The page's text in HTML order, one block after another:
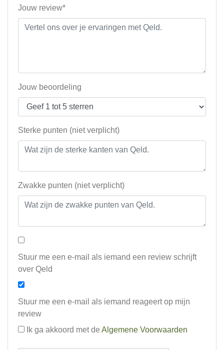
Jouw review*
Jouw beoordeling
Sterke punten (niet verplicht)
Zwakke punten (niet verplicht)
Stuur me een e-mail als iemand een review schrijft
over Qeld
Stuur me een e-mail als iemand reageert op mijn
review
Ik ga akkoord met de Algemene Voorwaarden